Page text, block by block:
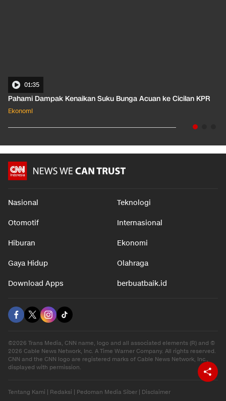
01:35
Pahami Dampak Kenaikan Suku Bunga Acuan ke Cicilan KPR
Ekonomi
Nasional Teknologi
Otomotif Internasional
Hiburan Ekonomi
Gaya Hidup Olahraga
Download Apps berbuatbaik.id
©2026 Trans Media, CNN name, logo and all associated elements (R) and ©
2026 Cable News Network, Inc. A Time Warner Company. All rights reserved.
CNN and the CNN logo are registered marks of Cable News Network, Inc.,
displayed with permission.
Tentang Kami | Redaksi | Pedoman Media Siber | Disclaimer